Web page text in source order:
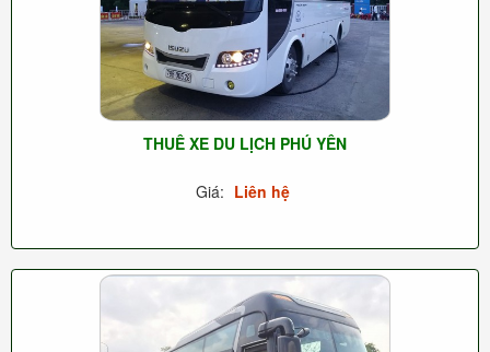
THUÊ XE DU LỊCH PHÚ YÊN
Giá: Liên hệ